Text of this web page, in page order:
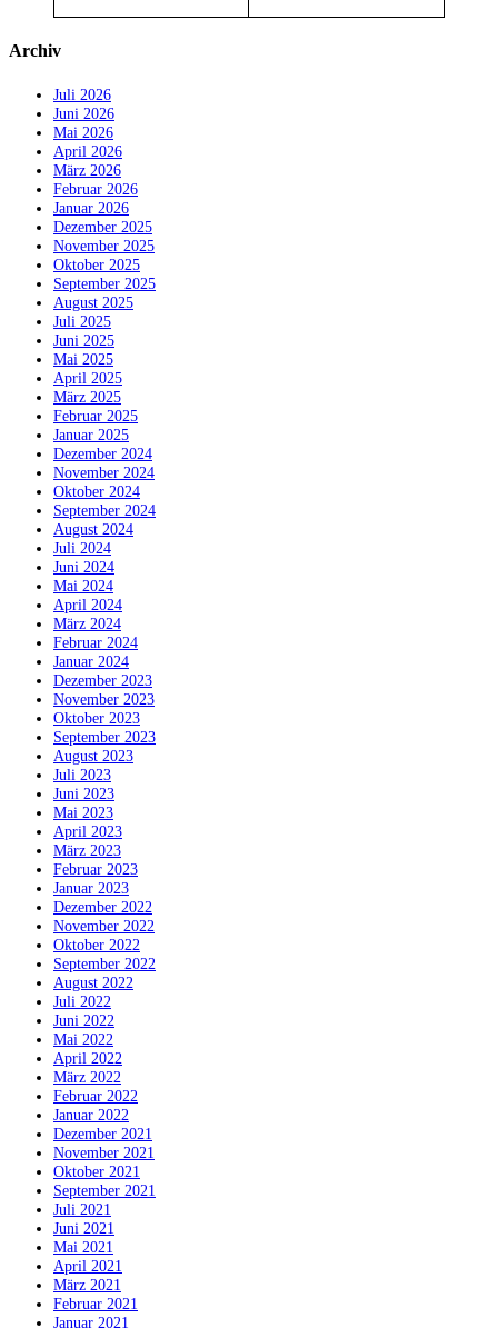
Archiv
Juli 2026
Juni 2026
Mai 2026
April 2026
März 2026
Februar 2026
Januar 2026
Dezember 2025
November 2025
Oktober 2025
September 2025
August 2025
Juli 2025
Juni 2025
Mai 2025
April 2025
März 2025
Februar 2025
Januar 2025
Dezember 2024
November 2024
Oktober 2024
September 2024
August 2024
Juli 2024
Juni 2024
Mai 2024
April 2024
März 2024
Februar 2024
Januar 2024
Dezember 2023
November 2023
Oktober 2023
September 2023
August 2023
Juli 2023
Juni 2023
Mai 2023
April 2023
März 2023
Februar 2023
Januar 2023
Dezember 2022
November 2022
Oktober 2022
September 2022
August 2022
Juli 2022
Juni 2022
Mai 2022
April 2022
März 2022
Februar 2022
Januar 2022
Dezember 2021
November 2021
Oktober 2021
September 2021
Juli 2021
Juni 2021
Mai 2021
April 2021
März 2021
Februar 2021
Januar 2021